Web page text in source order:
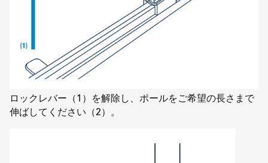
ロックレバー（1）を解除し、ポールをご希望の長さまで
伸ばしてください（2）。